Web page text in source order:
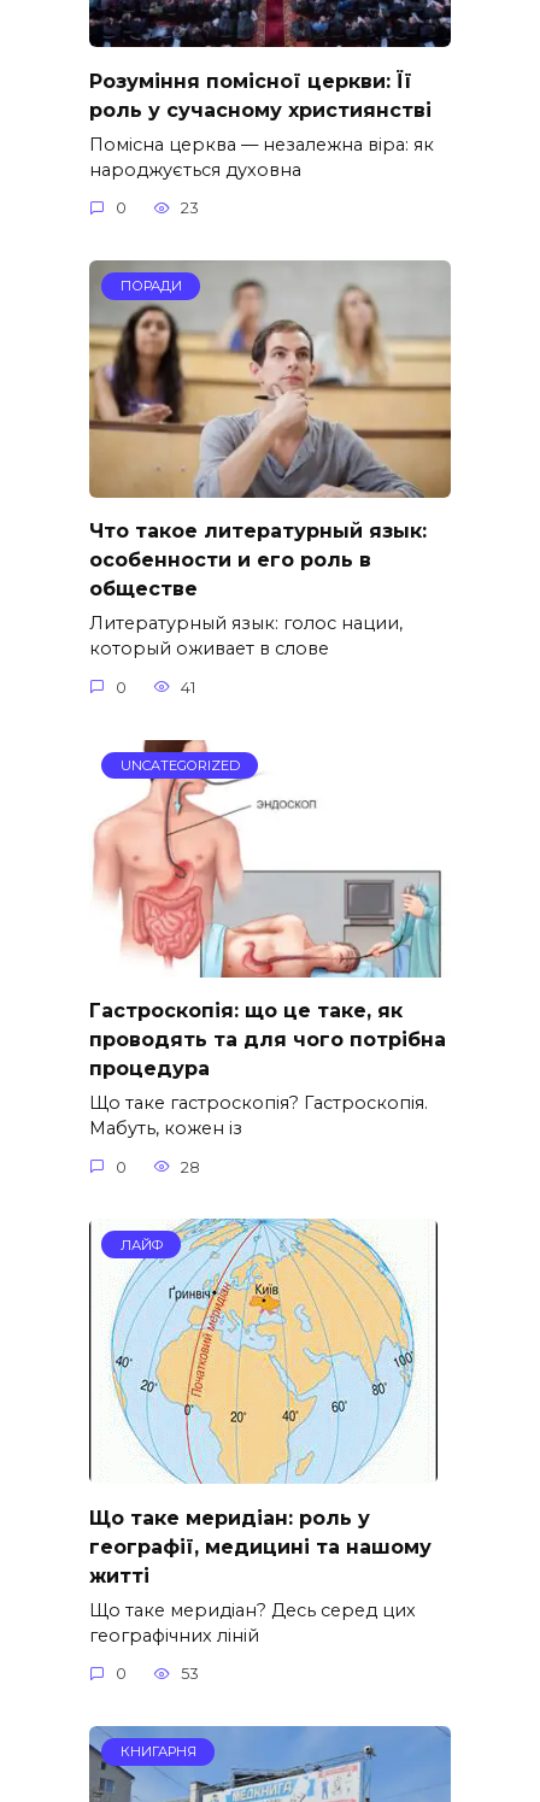
Розуміння помісної церкви: Її
роль у сучасному християнстві
Помісна церква — незалежна віра: як
народжується духовна
0 23
ПОРАДИ
Что такое литературный язык:
особенности и его роль в
обществе
Литературный язык: голос нации,
который оживает в слове
0 41
UNCATEGORIZED
Гастроскопія: що це таке, як
проводять та для чого потрібна
процедура
Що таке гастроскопія? Гастроскопія.
Мабуть, кожен із
0 28
ЛАЙФ
Що таке меридіан: роль у
географії, медицині та нашому
житті
Що таке меридіан? Десь серед цих
географічних ліній
0 53
КНИГАРНЯ